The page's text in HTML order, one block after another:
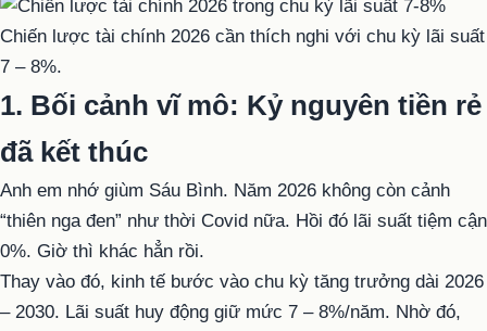
Chiến lược tài chính 2026 cần thích nghi với chu kỳ lãi suất
7 – 8%.
1. Bối cảnh vĩ mô: Kỷ nguyên tiền rẻ
đã kết thúc
Anh em nhớ giùm Sáu Bình. Năm 2026 không còn cảnh
“thiên nga đen” như thời Covid nữa. Hồi đó lãi suất tiệm cận
0%. Giờ thì khác hẳn rồi.
Thay vào đó, kinh tế bước vào chu kỳ tăng trưởng dài 2026
– 2030. Lãi suất huy động giữ mức 7 – 8%/năm. Nhờ đó,